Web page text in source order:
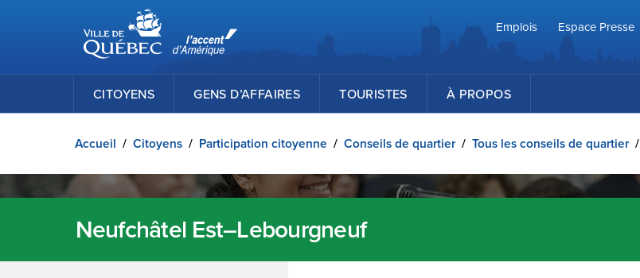
Passer au contenu principal
Ville de Québec
Emplois
Espace Presse
CITOYENS GENS D’AFFAIRES TOURISTES À PROPOS
Accueil / Citoyens / Participation citoyenne / Conseils de quartier / Tous les conseils de quartier /
Neufchâtel Est–Lebourgneuf